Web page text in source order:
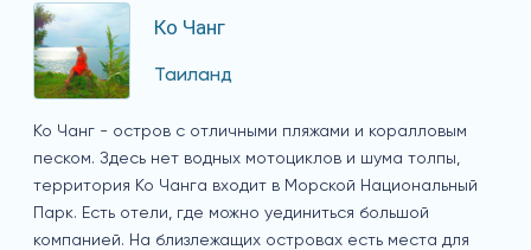
Ко Чанг
Таиланд
Ко Чанг - остров с отличными пляжами и коралловым
песком. Здесь нет водных мотоциклов и шума толпы,
территория Ко Чанга входит в Морской Национальный
Парк. Есть отели, где можно уединиться большой
компанией. На близлежащих островах есть места для